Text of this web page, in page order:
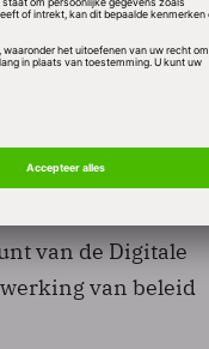
van
biedt voor de
hoe ICT
in de
van de Digitale
van beleid